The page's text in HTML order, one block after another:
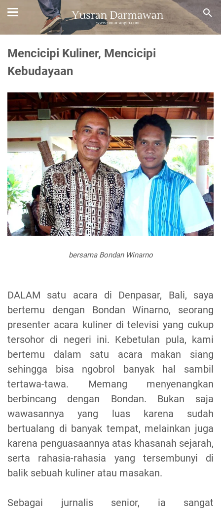
Mencicipi Kuliner, Mencicipi
Kebudayaan
bersama Bondan Winarno
DALAM satu acara di Denpasar, Bali, saya
bertemu dengan Bondan Winarno, seorang
presenter acara kuliner di televisi yang cukup
tersohor di negeri ini. Kebetulan pula, kami
bertemu dalam satu acara makan siang
sehingga bisa ngobrol banyak hal sambil
tertawa-tawa. Memang menyenangkan
berbincang dengan Bondan. Bukan saja
wawasannya yang luas karena sudah
bertualang di banyak tempat, melainkan juga
karena penguasaannya atas khasanah sejarah,
serta rahasia-rahasia yang tersembunyi di
balik sebuah kuliner atau masakan.
Sebagai jurnalis senior, ia sangat